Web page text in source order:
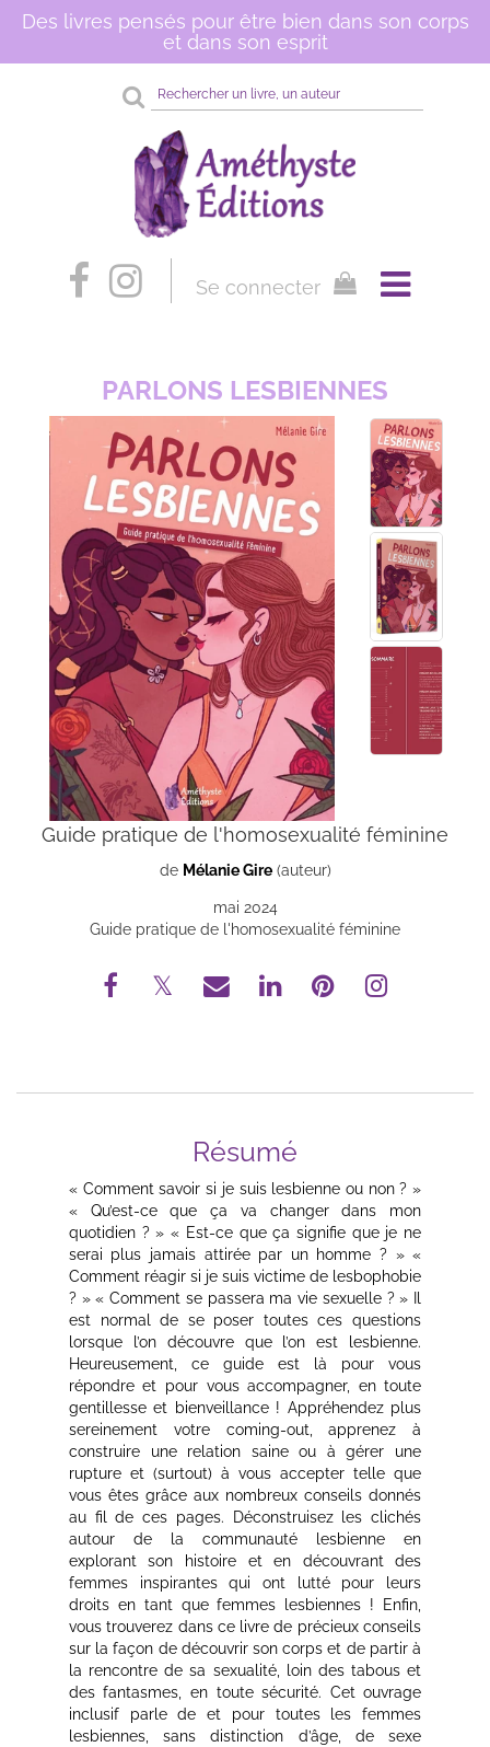
Des livres pensés pour être bien dans son corps
et dans son esprit
Rechercher
sur
site
Se connecter
PARLONS LESBIENNES
Guide pratique de l'homosexualité féminine
de Mélanie Gire(auteur)
mai 2024
Guide pratique de l'homosexualité féminine
Résumé
« Comment savoir si je suis lesbienne ou non ? »
« Qu’est-ce que ça va changer dans mon
quotidien ? » « Est-ce que ça signifie que je ne
serai plus jamais attirée par un homme ? » «
Comment réagir si je suis victime de lesbophobie
? » « Comment se passera ma vie sexuelle ? » Il
est normal de se poser toutes ces questions
lorsque l’on découvre que l’on est lesbienne.
Heureusement, ce guide est là pour vous
répondre et pour vous accompagner, en toute
gentillesse et bienveillance ! Appréhendez plus
sereinement votre coming-out, apprenez à
construire une relation saine ou à gérer une
rupture et (surtout) à vous accepter telle que
vous êtes grâce aux nombreux conseils donnés
au fil de ces pages. Déconstruisez les clichés
autour de la communauté lesbienne en
explorant son histoire et en découvrant des
femmes inspirantes qui ont lutté pour leurs
droits en tant que femmes lesbiennes ! Enfin,
vous trouverez dans ce livre de précieux conseils
sur la façon de découvrir son corps et de partir à
la rencontre de sa sexualité, loin des tabous et
des fantasmes, en toute sécurité. Cet ouvrage
inclusif parle de et pour toutes les femmes
lesbiennes, sans distinction d’âge, de sexe